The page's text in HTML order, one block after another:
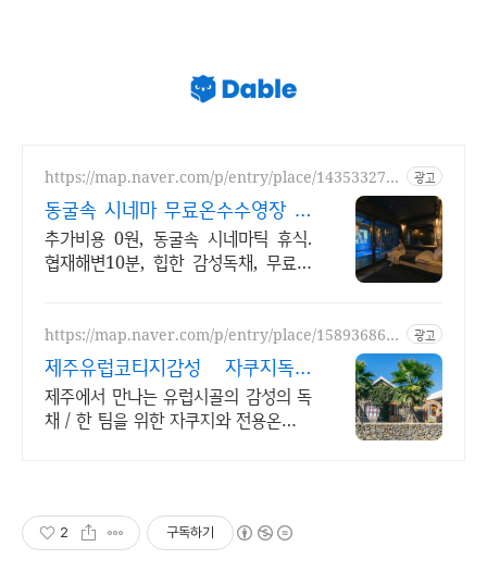
https://map.naver.com/p/entry/place/143533273
광고
동굴속 시네마 무료온수수영장 독
특하고 아늑한 제주 아지트
추가비용 0원, 동굴속 시네마틱 휴식.
협재해변10분, 힙한 감성독채, 무료바
플여행의 완성
https://map.naver.com/p/entry/place/158936865
광고
제주유럽코티지감성 자쿠지독채
프라이빗 제주여행, 유럽감성
제주에서 만나는 유럽시골의 감성의 독
채 / 한 팀을 위한 자쿠지와 전용온실바
2 구독하기